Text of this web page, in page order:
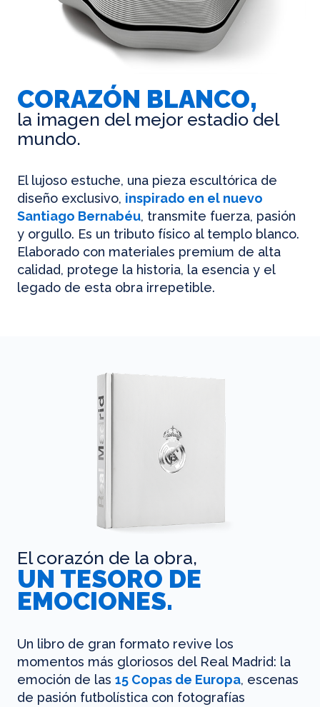
CORAZÓN BLANCO,
la imagen del mejor estadio del
mundo.
El lujoso estuche, una pieza escultórica de
diseño exclusivo, inspirado en el nuevo
Santiago Bernabéu, transmite fuerza, pasión
y orgullo. Es un tributo físico al templo blanco.
Elaborado con materiales premium de alta
calidad, protege la historia, la esencia y el
legado de esta obra irrepetible.
El corazón de la obra,
UN TESORO DE
EMOCIONES.
Un libro de gran formato revive los
momentos más gloriosos del Real Madrid: la
emoción de las 15 Copas de Europa, escenas
de pasión futbolística con fotografías